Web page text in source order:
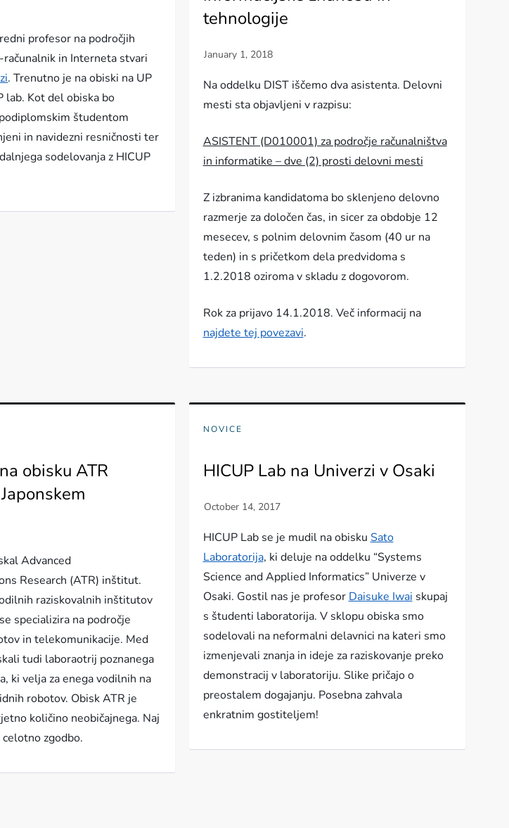
profesor na področjih
in Interneta stvari
. Trenutno je na obiski na UP
lab. Kot del obiska bo
študentom
in navidezni resničnosti ter
sodelovanja z HICUP
tehnologije
Na oddelku DIST iščemo dva asistenta. Delovni
mesti sta objavljeni v razpisu:
ASISTENT (D010001) za področje računalništva
in informatike – dve (2) prosti delovni mesti
Z izbranima kandidatoma bo sklenjeno delovno
razmerje za določen čas, in sicer za obdobje 12
mesecev, s polnim delovnim časom (40 ur na
teden) in s pričetkom dela predvidoma s
1.2.2018 oziroma v skladu z dogovorom.
Rok za prijavo 14.1.2018. Več informacij na
najdete tej povezavi.
obisku ATR
Advanced
Research (ATR) inštitut.
raziskovalnih inštitutov
specializira na področje
in telekomunikacije. Med
tudi laboraotrij poznanega
ki velja za enega vodilnih na
robotov. Obisk ATR je
količino neobičajnega. Naj
zgodbo.
NOVICE
HICUP Lab na Univerzi v Osaki
HICUP Lab se je mudil na obisku Sato
Laboratorija, ki deluje na oddelku “Systems
Science and Applied Informatics” Univerze v
Osaki. Gostil nas je profesor Daisuke Iwai skupaj
s študenti laboratorija. V sklopu obiska smo
sodelovali na neformalni delavnici na kateri smo
izmenjevali znanja in ideje za raziskovanje preko
demonstracij v laboratoriju. Slike pričajo o
preostalem dogajanju. Posebna zahvala
enkratnim gostiteljem!